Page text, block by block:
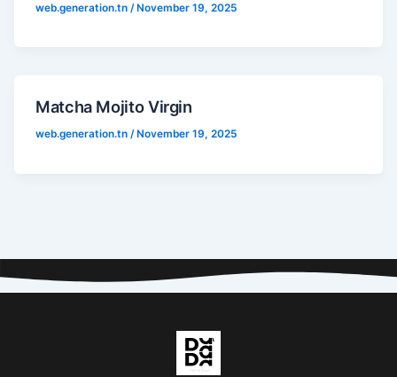
web.generation.tn /November 19, 2025
Matcha Mojito Virgin
web.generation.tn / November 19, 2025